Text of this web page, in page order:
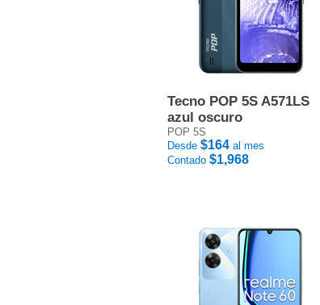
Tecno POP 5S A571LS
azul oscuro
POP 5S
Desde $164 al mes
Contado $1,968